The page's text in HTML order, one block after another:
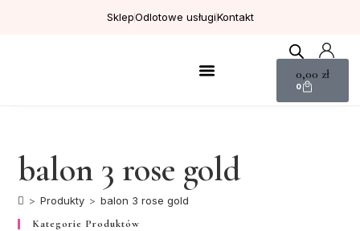
SklepOdlotowe usługiKontakt
0,00 zł
0
balon 3 rose gold
> Produkty > balon 3 rose gold
Kategorie Produktów